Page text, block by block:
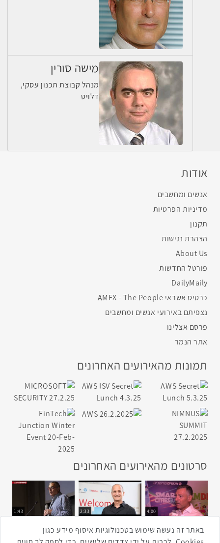
מישה סורין
מנהל קבוצת תכנון עסקי,
דלויט
אודות
אנשים ומחשבים
מדיניות הפרטיות
תקנון
הצהרת נגישות
About Us
פורטל החדשות
DailyMaily
כרטיס אשראי AMEX - The People
נצפיתם באירועי אנשים ומחשבים
פרסם אצלינו
אתר הנמר
תמונות מהאירועים האחרונים
סרטונים מהאירועים האחרונים
4:00
2:33
1:43
באתר זה נעשה שימוש בטכנולוגיות איסוף מידע כגון